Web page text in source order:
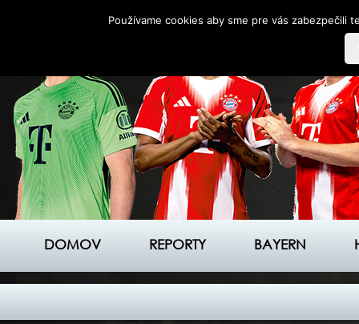
DOMOV REPORTY BAYERN
Používame cookies aby sme pre vás zabezpečili